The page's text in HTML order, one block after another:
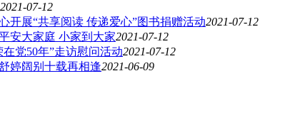
2021-07-12
开展“共享阅读 传递爱心”图书捐赠活动2021-07-12
安大家庭 小家到大家2021-07-12
党50年”走访慰问活动2021-07-12
婷阔别十载再相逢2021-06-09